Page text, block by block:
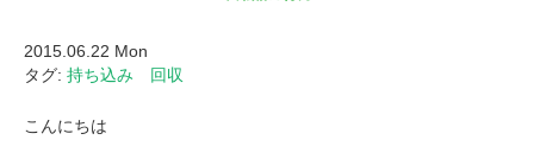
2015.06.22 Mon
タグ: 持ち込み 回収
こんにちは